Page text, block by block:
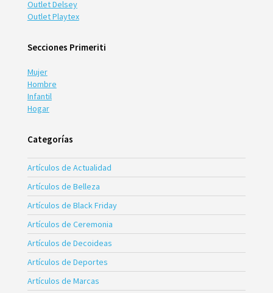
Outlet Delsey
Outlet Playtex
Secciones Primeriti
Mujer
Hombre
Infantil
Hogar
Categorías
Artículos de Actualidad
Artículos de Belleza
Artículos de Black Friday
Artículos de Ceremonia
Artículos de Decoideas
Artículos de Deportes
Artículos de Marcas